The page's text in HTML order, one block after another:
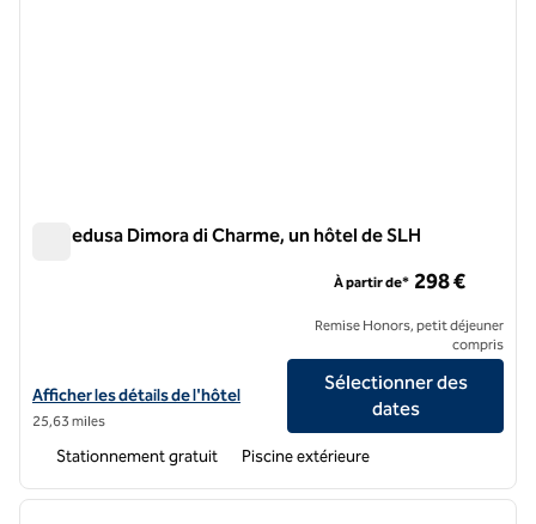
La Medusa Dimora di Charme, un hôtel de SLH
Afficher les détails de l'hôtel pour La Medusa Dimora di Charme, un
Afficher les détails de l'hôtel
25,63 miles
À partir de* 298 €
Remise Honors, petit déjeuner
compris
Sélectionner des
dates
Stationnement gratuit Piscine extérieure
1 sur 12